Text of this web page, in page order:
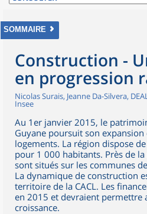
SOMMAIRE
Construction -
en progression
Nicolas Surais, Jeanne Da-Silvera,
Insee
Au 1er janvier 2015, le
Guyane poursuit son
logements. La région dispose
pour 1 000 habitants. Près de
sont situés sur les communes
La dynamique de construction
territoire de la CACL. Les
en 2015 et devraient permettre
croissance.